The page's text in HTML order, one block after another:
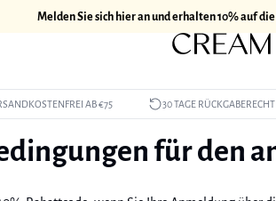
Melden Sie sich hier an und erhalten 10% auf
AB €75 30 TAGE RÜCKGABERECHT
für den